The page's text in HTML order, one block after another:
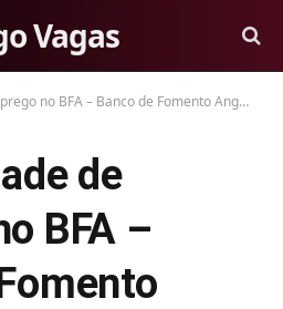
Vagas
no BFA – Banco de Fomento Angola
de
BFA –